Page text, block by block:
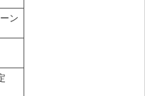
ン